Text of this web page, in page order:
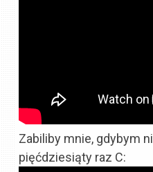
Zabiliby mnie, gdybym
pięćdziesiąty raz C: